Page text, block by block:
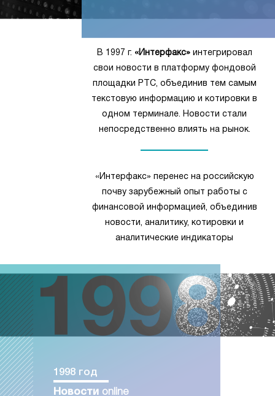
В 1997 г. «Интерфакс»интегрировал
свои новости в платформу фондовой
площадки РТС, объединив тем самым
текстовую информацию и котировки в
одном терминале. Новости стали
непосредственно влиять на рынок.
«Интерфакс» перенес на российскую
почву зарубежный опыт работы с
финансовой информацией, объединив
новости, аналитику, котировки и
аналитические индикаторы
1998 год
Новости online